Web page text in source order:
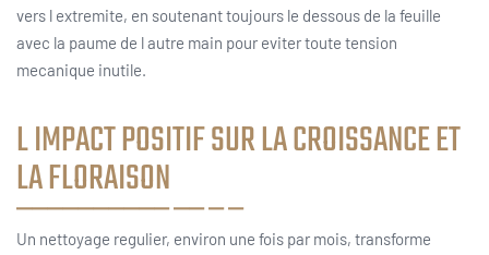
vers l extremite, en soutenant toujours le dessous de la feuille
avec la paume de l autre main pour eviter toute tension
mecanique inutile.
L IMPACT POSITIF SUR LA CROISSANCE ET
LA FLORAISON
Un nettoyage regulier, environ une fois par mois, transforme